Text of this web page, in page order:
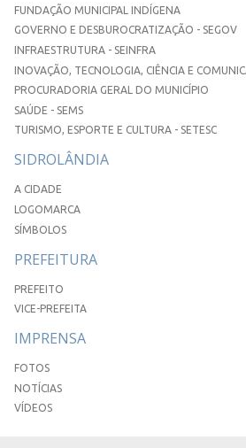
FUNDAÇÃO MUNICIPAL INDÍGENA
GOVERNO E DESBUROCRATIZAÇÃO - SEGOV
INFRAESTRUTURA - SEINFRA
INOVAÇÃO, TECNOLOGIA, CIÊNCIA E
PROCURADORIA GERAL DO MUNICÍPIO
SAÚDE - SEMS
TURISMO, ESPORTE E CULTURA - SETESC
SIDROLÂNDIA
A CIDADE
LOGOMARCA
SÍMBOLOS
PREFEITURA
PREFEITO
VICE-PREFEITA
IMPRENSA
FOTOS
NOTÍCIAS
VÍDEOS